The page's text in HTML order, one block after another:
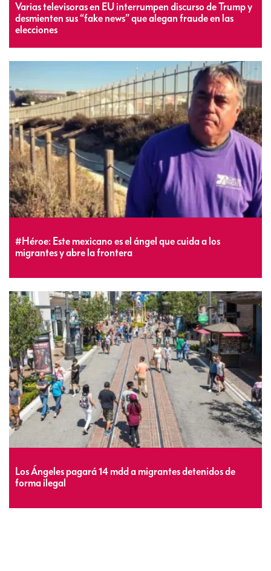
Varias televisoras en EU interrumpen discurso de Trump y
desmienten sus “fake news” que alegan fraude en las
elecciones
#Héroe: Este mexicano es el ángel que cuida a los
migrantes y abre la frontera
Los Ángeles pagará 14 mdd a migrantes detenidos de
forma ilegal